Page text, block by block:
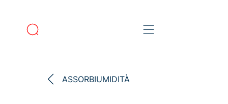
ASSORBIUMIDITÀ